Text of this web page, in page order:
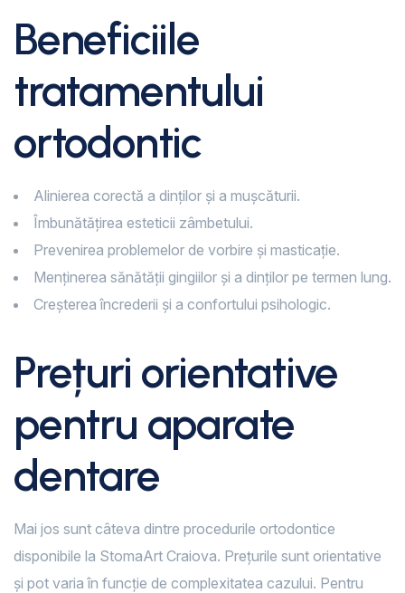
Beneficiile
tratamentului
ortodontic
Alinierea corectă a dinților și a mușcăturii.
Îmbunătățirea esteticii zâmbetului.
Prevenirea problemelor de vorbire și masticație.
Menținerea sănătății gingiilor și a dinților pe termen lung.
Creșterea încrederii și a confortului psihologic.
Prețuri orientative
pentru aparate
dentare
Mai jos sunt câteva dintre procedurile ortodontice
disponibile la StomaArt Craiova. Prețurile sunt orientative
și pot varia în funcție de complexitatea cazului. Pentru